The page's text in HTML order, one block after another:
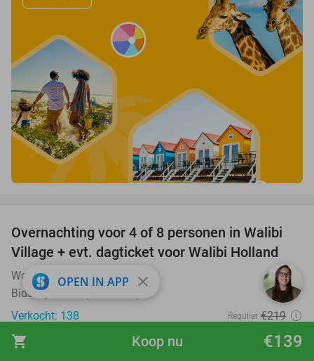
shopping_cart €139
Koop nu
20%
Overnachting voor 4 of 8 personen in Walibi
Village + evt. dagticket voor Walibi Holland
Walibi Village 9.1star
Biddinghuizen (+1 locatie)
Verkocht: 138
Regulier €219
€175
OPEN IN APP close